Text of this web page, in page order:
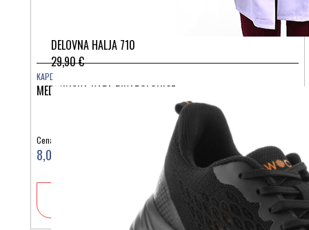
DELOVNA HALJA 710
29,90 €
KAPE
MEDICINSKA KAPA PIKAPOLONICE
Cena:
8,00 €